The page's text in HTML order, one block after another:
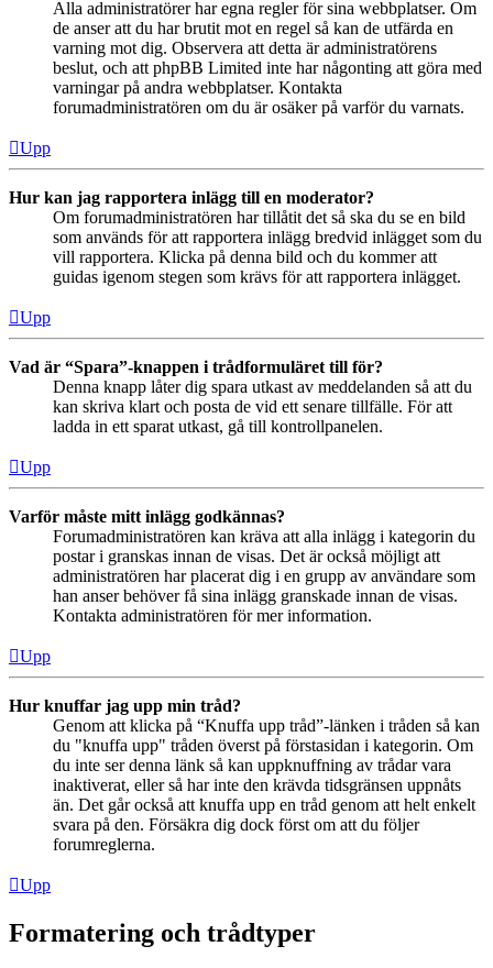
Alla administratörer har egna regler för sina webbplatser. Om
de anser att du har brutit mot en regel så kan de utfärda en
varning mot dig. Observera att detta är administratörens
beslut, och att phpBB Limited inte har någonting att göra med
varningar på andra webbplatser. Kontakta
forumadministratören om du är osäker på varför du varnats.
Upp
Hur kan jag rapportera inlägg till en moderator?
Om forumadministratören har tillåtit det så ska du se en bild
som används för att rapportera inlägg bredvid inlägget som du
vill rapportera. Klicka på denna bild och du kommer att
guidas igenom stegen som krävs för att rapportera inlägget.
Upp
Vad är “Spara”-knappen i trådformuläret till för?
Denna knapp låter dig spara utkast av meddelanden så att du
kan skriva klart och posta de vid ett senare tillfälle. För att
ladda in ett sparat utkast, gå till kontrollpanelen.
Upp
Varför måste mitt inlägg godkännas?
Forumadministratören kan kräva att alla inlägg i kategorin du
postar i granskas innan de visas. Det är också möjligt att
administratören har placerat dig i en grupp av användare som
han anser behöver få sina inlägg granskade innan de visas.
Kontakta administratören för mer information.
Upp
Hur knuffar jag upp min tråd?
Genom att klicka på “Knuffa upp tråd”-länken i tråden så kan
du "knuffa upp" tråden överst på förstasidan i kategorin. Om
du inte ser denna länk så kan uppknuffning av trådar vara
inaktiverat, eller så har inte den krävda tidsgränsen uppnåts
än. Det går också att knuffa upp en tråd genom att helt enkelt
svara på den. Försäkra dig dock först om att du följer
forumreglerna.
Upp
Formatering och trådtyper